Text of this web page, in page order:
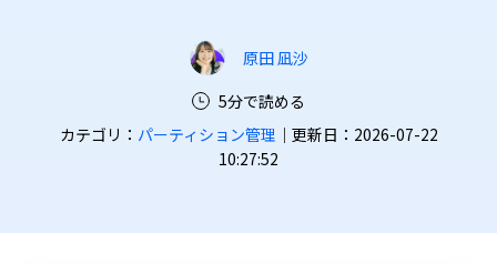
原田 凪沙
5分で読める
カテゴリ： パーティション管理 ｜更新日：2026-07-22
10:27:52